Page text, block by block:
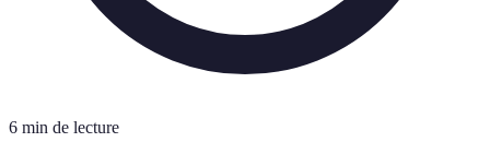
6 min de lecture